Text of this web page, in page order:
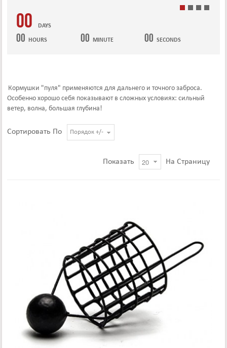
00 DAYS
00 HOURS 00 MINUTE 00 SECONDS
Кормушки "пуля" применяются для дальнего и точного заброса.
Особенно хорошо себя показывают в сложных условиях: сильный
ветер, волна, большая глубина!
Сортировать По Порядок +/-
Показать На Страницу